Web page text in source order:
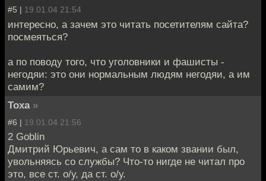
#5 | 19.01.04 21:54
интересно, а зачем это читать посетителям сайта?
посмеяться?
а по поводу того, что уголовники и фашисты -
негодяи: это они нормальным людям негодяи, а им
самим?
Toxa »
#6 | 19.01.04 21:56
2 Goblin
Дмитрий Юрьевич, а сам то в каком звании был,
увольняясь со службы? Что-то нигде не читал про
это, все ст. о/у, да ст. о/у.